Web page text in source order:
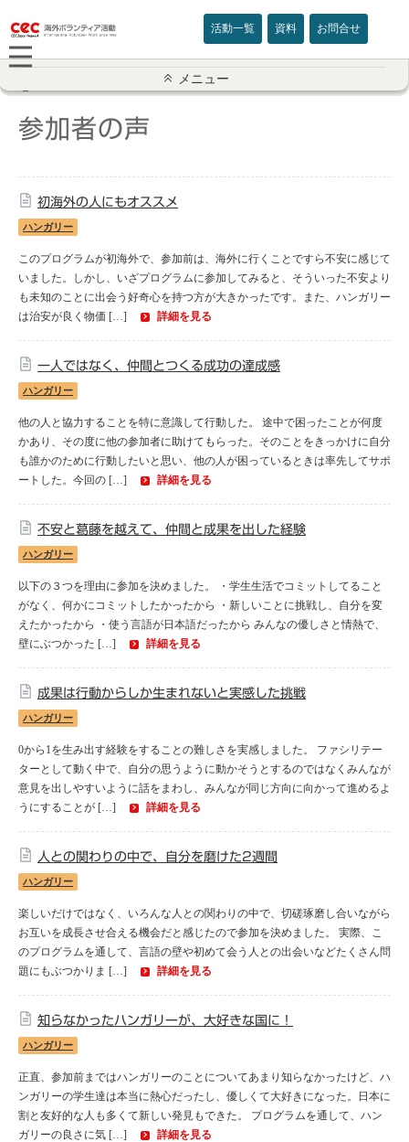
活動一覧 資料 お問合せ
アメリカ
インド
オーストラリア
カナダ
カンボジア
スリランカ
セブ
タイ
台湾
ニュージーランド
バリ
ベトナム
マルタ島
ジョグジャ
ハンガリー
ギリシャ
メニュー
参加者の声
初海外の人にもオススメ
ハンガリー
このプログラムが初海外で、参加前は、海外に行くことですら不安に感じて
いました。しかし、いざプログラムに参加してみると、そういった不安より
も未知のことに出会う好奇心を持つ方が大きかったです。また、ハンガリー
は治安が良く物価 […]
詳細を見る
一人ではなく、仲間とつくる成功の達成感
ハンガリー
他の人と協力することを特に意識して行動した。 途中で困ったことが何度
かあり、その度に他の参加者に助けてもらった。そのことをきっかけに自分
も誰かのために行動したいと思い、他の人が困っているときは率先してサポ
ートした。今回の […]
詳細を見る
不安と葛藤を越えて、仲間と成果を出した経験
ハンガリー
以下の３つを理由に参加を決めました。 ・学生生活でコミットしてること
がなく、何かにコミットしたかったから ・新しいことに挑戦し、自分を変
えたかったから ・使う言語が日本語だったから みんなの優しさと情熱で、
壁にぶつかった […]
詳細を見る
成果は行動からしか生まれないと実感した挑戦
ハンガリー
0から1を生み出す経験をすることの難しさを実感しました。 ファシリテー
ターとして動く中で、自分の思うように動かそうとするのではなくみんなが
意見を出しやすいように話をまわし、みんなが同じ方向に向かって進めるよ
うにすることが […]
詳細を見る
人との関わりの中で、自分を磨けた2週間
ハンガリー
楽しいだけではなく、いろんな人との関わりの中で、切磋琢磨し合いながら
お互いを成長させ合える機会だと感じたので参加を決めました。 実際、こ
のプログラムを通して、言語の壁や初めて会う人との出会いなどたくさん問
題にもぶつかりま […]
詳細を見る
知らなかったハンガリーが、大好きな国に！
ハンガリー
正直、参加前まではハンガリーのことについてあまり知らなかったけど、ハ
ンガリーの学生達は本当に熱心だったし、優しくて大好きになった。日本に
割と友好的な人も多くて新しい発見もできた。 プログラムを通して、ハン
ガリーの良さに気 […]
詳細を見る